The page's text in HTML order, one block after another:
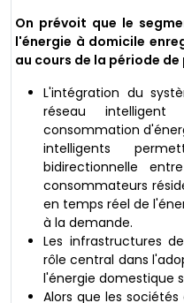
On prévoit que le
l'énergie à domicile
au cours de la période de
L'intégration du
réseau
consommation
intelligents
bidirectionnelle
consommateurs
en temps réel de
à la demande.
Les infrastructures
rôle central dans
l'énergie domestique
Alors que les